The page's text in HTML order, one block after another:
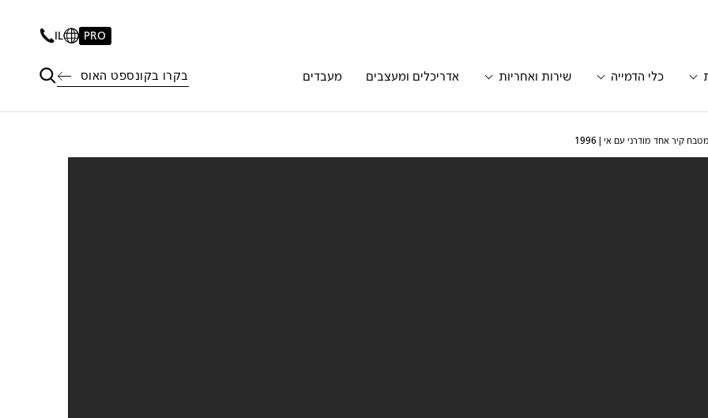
PRO
IL
כלי הדמייה שירות ואחריות אדריכלים ומעצבים מעבדים בקרו בקונספט האוס